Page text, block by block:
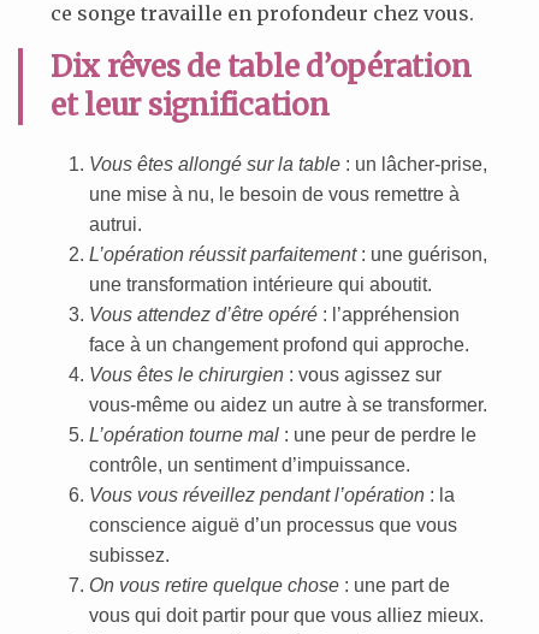
ce songe travaille en profondeur chez vous.
Dix rêves de table d’opération
et leur signification
Vous êtes allongé sur la table: un lâcher-prise,
une mise à nu, le besoin de vous remettre à
autrui.
L’opération réussit parfaitement: une guérison,
une transformation intérieure qui aboutit.
Vous attendez d’être opéré: l’appréhension
face à un changement profond qui approche.
Vous êtes le chirurgien: vous agissez sur
vous-même ou aidez un autre à se transformer.
L’opération tourne mal: une peur de perdre le
contrôle, un sentiment d’impuissance.
Vous vous réveillez pendant l’opération: la
conscience aiguë d’un processus que vous
subissez.
On vous retire quelque chose: une part de
vous qui doit partir pour que vous alliez mieux.